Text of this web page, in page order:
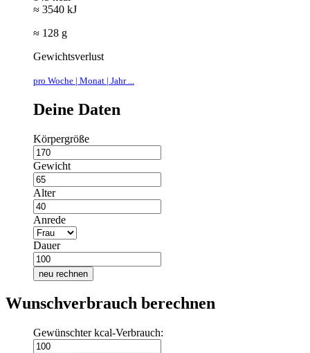
≈ 3540 kJ
≈ 128 g
Gewichtsverlust
pro Woche | Monat | Jahr ...
Deine Daten
Körpergröße
Gewicht
Alter
Anrede
Dauer
neu rechnen
Wunschverbrauch berechnen
Gewünschter kcal-Verbrauch: